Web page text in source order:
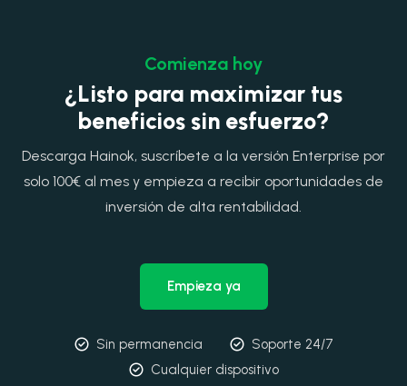
Comienza hoy
¿Listo para maximizar tus
beneficios sin esfuerzo?
Descarga Hainok, suscríbete a la versión Enterprise por
solo 100€ al mes y empieza a recibir oportunidades de
inversión de alta rentabilidad.
Empieza ya
Sin permanencia
Soporte 24/7
Cualquier dispositivo